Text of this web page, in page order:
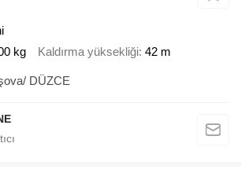
kg Kaldırma yüksekliği 42 m
DÜZCE